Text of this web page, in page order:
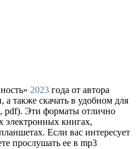
2023 года от автора
а также скачать в удобном для
pdf). Эти форматы отлично
электронных книгах,
Если вас интересует
прослушать ее в mp3